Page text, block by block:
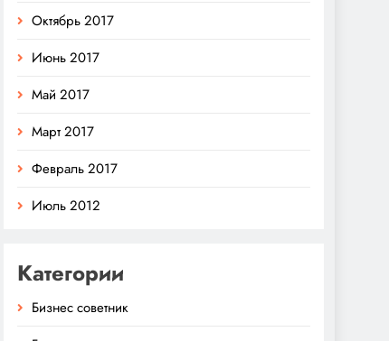
Октябрь 2017
Июнь 2017
Май 2017
Март 2017
Февраль 2017
Июль 2012
Категории
Бизнес советник